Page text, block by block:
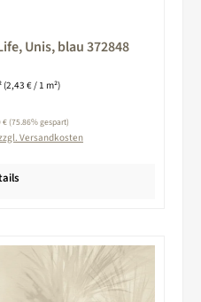
Unis, blau 372848
(2,43 € / 1 m²)
Preis:
€(75.86% gespart)
Versandkosten